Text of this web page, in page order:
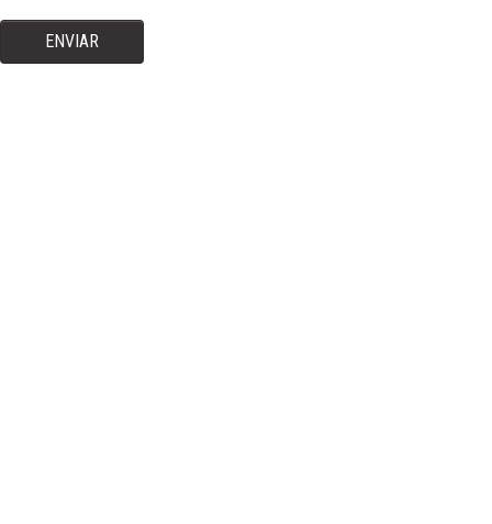
ENVIAR